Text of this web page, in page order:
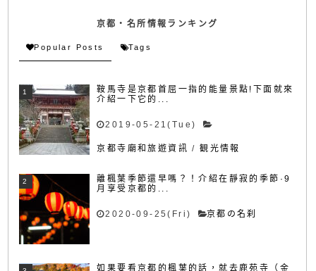
京都・名所情報ランキング
Popular Posts Tags
鞍馬寺是京都首屈一指的能量景點!下面就來
介紹一下它的...
2019-05-21(Tue)
京都寺廟和旅遊資訊 /観光情報
離楓葉季節還早嗎？！介紹在靜寂的季節·9
月享受京都的...
2020-09-25(Fri) 京都の名刹
如果要看京都的楓葉的話，就去鹿苑寺（金